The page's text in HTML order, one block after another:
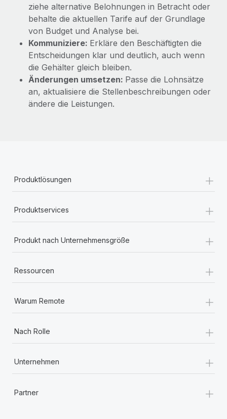
ziehe alternative Belohnungen in Betracht oder
behalte die aktuellen Tarife auf der Grundlage
von Budget und Analyse bei.
Kommuniziere: Erkläre den Beschäftigten die
Entscheidungen klar und deutlich, auch wenn
die Gehälter gleich bleiben.
Änderungen umsetzen: Passe die Lohnsätze
an, aktualisiere die Stellenbeschreibungen oder
ändere die Leistungen.
Produktlösungen +
Produktservices +
Produkt nach Unternehmensgröße +
Ressourcen +
Warum Remote +
Nach Rolle +
Unternehmen +
Partner +